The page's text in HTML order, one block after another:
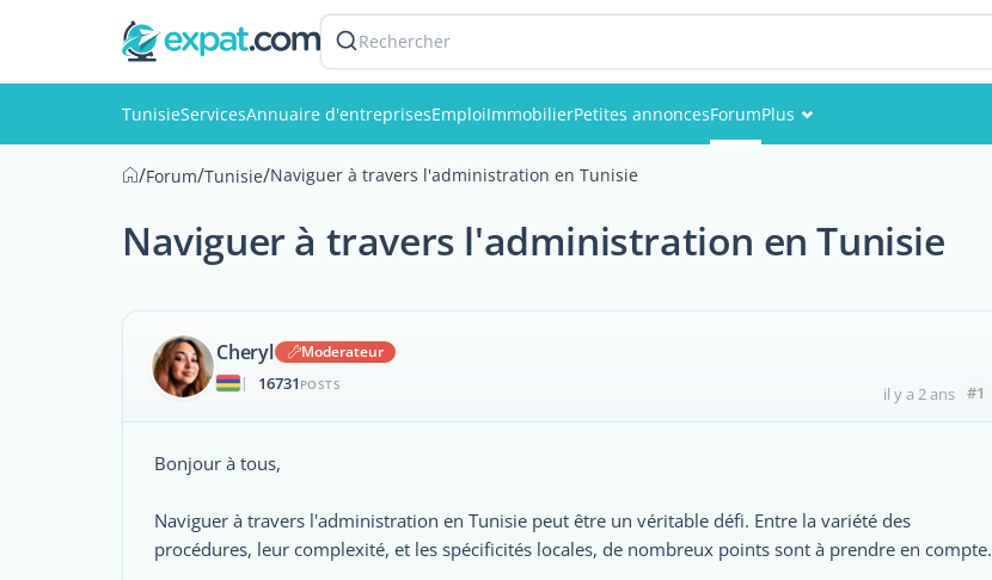
Rechercher
TunisieServicesAnnuaire d'entreprisesEmploiImmobilierPetites annoncesForumPlus
Membres
/Forum/Tunisie/Naviguer à travers l'administration en Tunisie
Naviguer à travers l'administration en Tunisie
Cheryl
Moderateur
|
16731 POSTS il y a 2 ans #1
Bonjour à tous,
Naviguer à travers l'administration en Tunisie peut être un véritable défi. Entre la variété des
procédures, leur complexité, et les spécificités locales, de nombreux points sont à prendre en compte.